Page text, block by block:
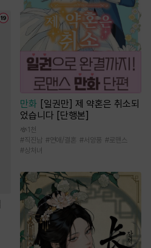
만화 [일권만] 제 약혼은 취소되
었습니다 [단행본]
1천
#직진남 #연애/결혼 #서양풍 #로맨스
#상처녀